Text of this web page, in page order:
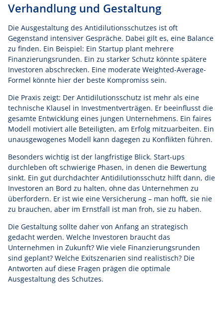
Verhandlung und Gestaltung
Die Ausgestaltung des Antidilutionsschutzes ist oft
Gegenstand intensiver Gespräche. Dabei gilt es, eine Balance
zu finden. Ein Beispiel: Ein Startup plant mehrere
Finanzierungsrunden. Ein zu starker Schutz könnte spätere
Investoren abschrecken. Eine moderate Weighted-Average-
Formel könnte hier der beste Kompromiss sein.
Die Praxis zeigt: Der Antidilutionsschutz ist mehr als eine
technische Klausel in Investmentverträgen. Er beeinflusst die
gesamte Entwicklung eines jungen Unternehmens. Ein faires
Modell motiviert alle Beteiligten, am Erfolg mitzuarbeiten. Ein
unausgewogenes Modell kann dagegen zu Konflikten führen.
Besonders wichtig ist der langfristige Blick. Start-ups
durchleben oft schwierige Phasen, in denen die Bewertung
sinkt. Ein gut durchdachter Antidilutionsschutz hilft dann, die
Investoren an Bord zu halten, ohne das Unternehmen zu
überfordern. Er ist wie eine Versicherung – man hofft, sie nie
zu brauchen, aber im Ernstfall ist man froh, sie zu haben.
Die Gestaltung sollte daher von Anfang an strategisch
gedacht werden. Welche Investoren braucht das
Unternehmen in Zukunft? Wie viele Finanzierungsrunden
sind geplant? Welche Exitszenarien sind realistisch? Die
Antworten auf diese Fragen prägen die optimale
Ausgestaltung des Schutzes.